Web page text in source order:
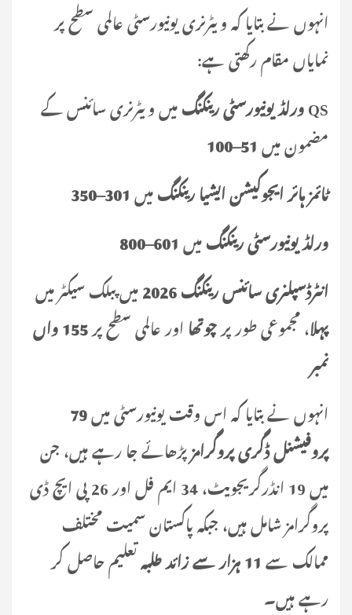
انہوں نے بتایا کہ ویٹرنری یونیورسٹی عالمی سطح پر
نمایاں مقام رکھتی ہے:
QS ورلڈ یونیورسٹی رینکنگ
میں ویٹرنری سائنس کے
مضمون میں51–100
ٹائمز ہائر ایجوکیشن ایشیا رینکنگمیں301–350
ورلڈ یونیورسٹی رینکنگمیں601–800
انٹرڈسپلنری سائنس رینکنگ 2026
میں پبلک سیکٹر میں
پہلا، مجموعی طور پرچوتھااور عالمی سطح پر
155 واں
نمبر
انہوں نے بتایا کہ اس وقت یونیورسٹی میں79
پروفیشنل ڈگری پروگرامزپڑھائے جا رہے ہیں، جن
میں 19 انڈرگریجویٹ، 34 ایم فل اور 26 پی ایچ ڈی
پروگرامز شامل ہیں، جبکہ پاکستان سمیت مختلف
ممالک سے11 ہزار سے زائد طلبہ
تعلیم حاصل کر
رہے ہیں۔